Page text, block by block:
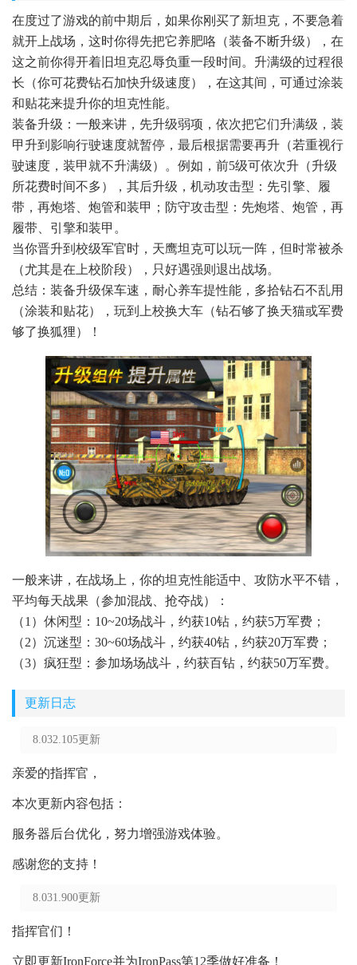
在度过了游戏的前中期后，如果你刚买了新坦克，不要急着
就开上战场，这时你得先把它养肥咯（装备不断升级），在
这之前你得开着旧坦克忍辱负重一段时间。升满级的过程很
长（你可花费钻石加快升级速度），在这其间，可通过涂装
和贴花来提升你的坦克性能。
装备升级：一般来讲，先升级弱项，依次把它们升满级，装
甲升到影响行驶速度就暂停，最后根据需要再升（若重视行
驶速度，装甲就不升满级）。例如，前5级可依次升（升级
所花费时间不多），其后升级，机动攻击型：先引擎、履
带，再炮塔、炮管和装甲；防守攻击型：先炮塔、炮管，再
履带、引擎和装甲。
当你晋升到校级军官时，天鹰坦克可以玩一阵，但时常被杀
（尤其是在上校阶段），只好遇强则退出战场。
总结：装备升级保车速，耐心养车提性能，多拾钻石不乱用
（涂装和贴花），玩到上校换大车（钻石够了换天猫或军费
够了换狐狸）！
一般来讲，在战场上，你的坦克性能适中、攻防水平不错，
平均每天战果（参加混战、抢夺战）：
（1）休闲型：10~20场战斗，约获10钻，约获5万军费；
（2）沉迷型：30~60场战斗，约获40钻，约获20万军费；
（3）疯狂型：参加场场战斗，约获百钻，约获50万军费。
更新日志
8.032.105更新
亲爱的指挥官，
本次更新内容包括：
服务器后台优化，努力增强游戏体验。
感谢您的支持！
8.031.900更新
指挥官们！
立即更新IronForce并为IronPass第12季做好准备！